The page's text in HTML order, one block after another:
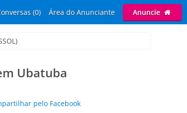
(0) Área do Anunciante Anuncie
Ubatuba
pelo Facebook